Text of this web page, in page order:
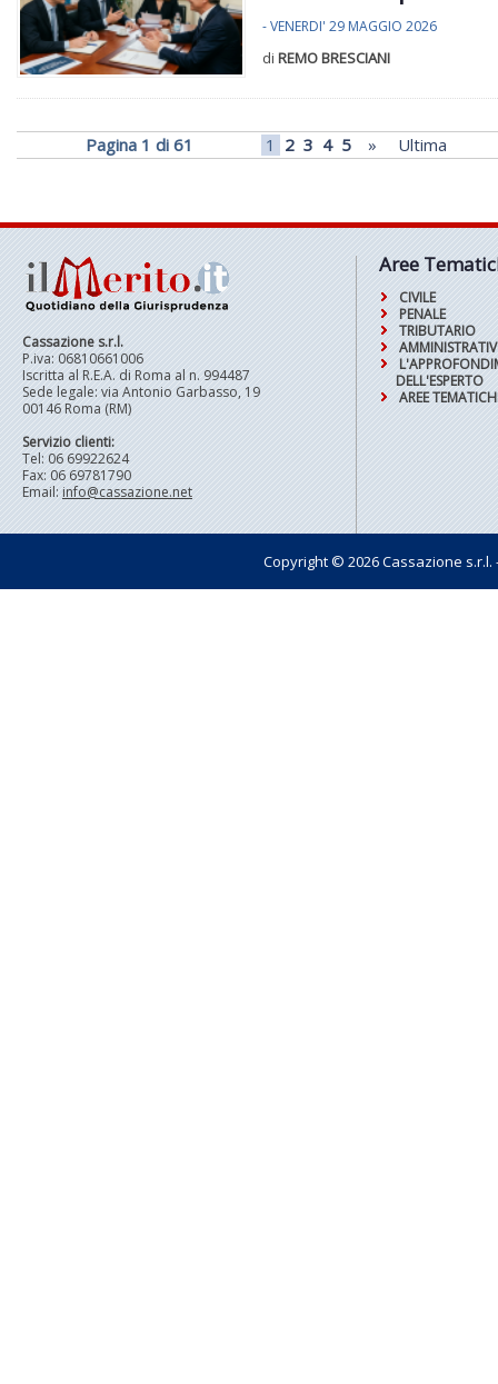
- VENERDI' 29 MAGGIO 2026
di REMO BRESCIANI
Pagina 1 di 61 1 2 3 4 5 » Ultima
Cassazione s.r.l.
P.iva: 06810661006
Iscritta al R.E.A. di Roma al n. 994487
Sede legale: via Antonio Garbasso, 19
00146 Roma (RM)
Servizio clienti:
Tel: 06 69922624
Fax: 06 69781790
Email: info@cassazione.net
Aree
CIVILE
PENALE
TRIBUTARIO
DELL'ESPERTO
AREE
Copyright © 2026 Cassazione s.r.l.